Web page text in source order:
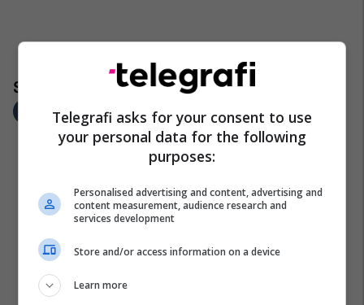
Telegrafi asks for your consent to use
your personal data for the following
purposes:
Personalised advertising and content, advertising and
content measurement, audience research and
services development
Store and/or access information on a device
Learn more